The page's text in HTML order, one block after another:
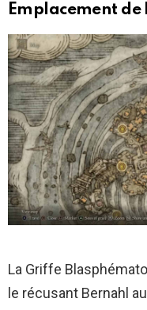
Emplacement
La Griffe
le récusant Bernahl